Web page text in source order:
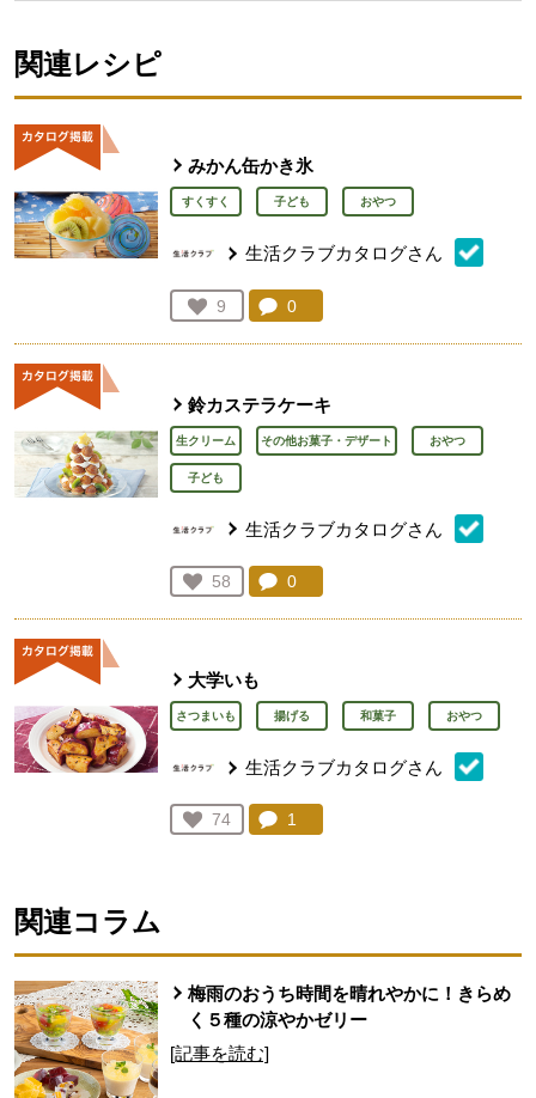
関連レシピ
みかん缶かき氷
すくすく 子ども おやつ
生活クラブカタログさん
お気に入り登録：
9
人が登録
コメント：
0
鈴カステラケーキ
生クリーム その他お菓子・デザート おやつ
子ども
生活クラブカタログさん
お気に入り登録：
58
人が登録
コメント：
0
大学いも
さつまいも 揚げる 和菓子 おやつ
生活クラブカタログさん
お気に入り登録：
74
人が登録
コメント：
1
関連コラム
梅雨のおうち時間を晴れやかに！きらめ
く５種の涼やかゼリー
[記事を読む]